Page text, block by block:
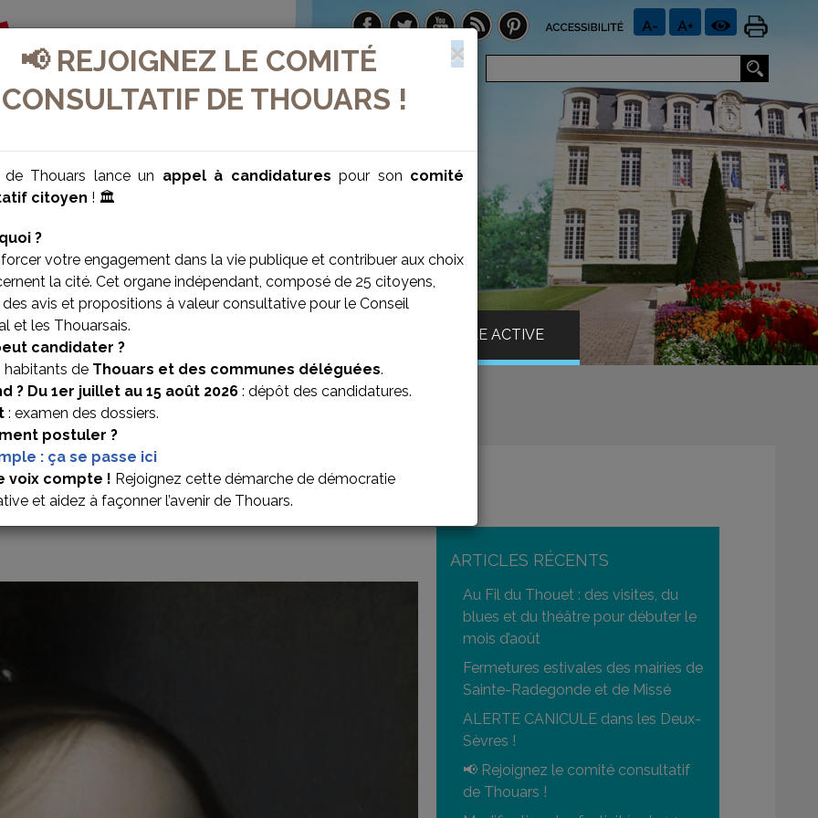
📢 REJOIGNEZ LE COMITÉ
CONSULTATIF DE THOUARS !
de Thouars lance un appel à candidatures pour son comité
citoyen ! 🏛️
?
votre engagement dans la vie publique et contribuer aux choix
la cité. Cet organe indépendant, composé de 25 citoyens,
avis et propositions à valeur consultative pour le Conseil
et les Thouarsais.
candidater ?
habitants de Thouars et des communes déléguées.
? Du 1er juillet au 15 août 2026 : dépôt des candidatures.
: examen des dossiers.
postuler ?
: ça se passe ici
voix compte ! Rejoignez cette démarche de démocratie
et aidez à façonner l’avenir de Thouars.
VILLE BIEN-ÊTRE VILLE ACTIVE
ARTICLES RÉCENTS
Au Fil du Thouet : des visites, du
blues et du théâtre pour débuter le
mois d’août
Fermetures estivales des mairies de
Sainte-Radegonde et de Missé
ALERTE CANICULE dans les Deux-
Sèvres !
📢 Rejoignez le comité consultatif
de Thouars !